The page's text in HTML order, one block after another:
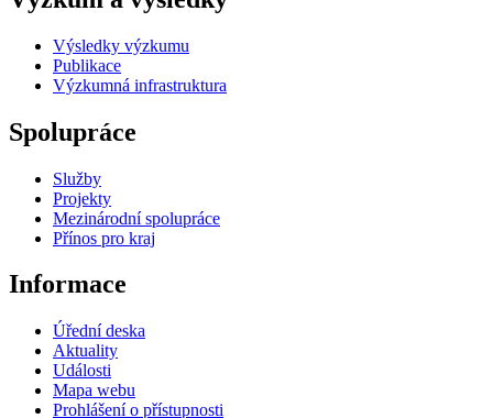
Výsledky výzkumu
Publikace
Výzkumná infrastruktura
Spolupráce
Služby
Projekty
Mezinárodní spolupráce
Přínos pro kraj
Informace
Úřední deska
Aktuality
Události
Mapa webu
Prohlášení o přístupnosti